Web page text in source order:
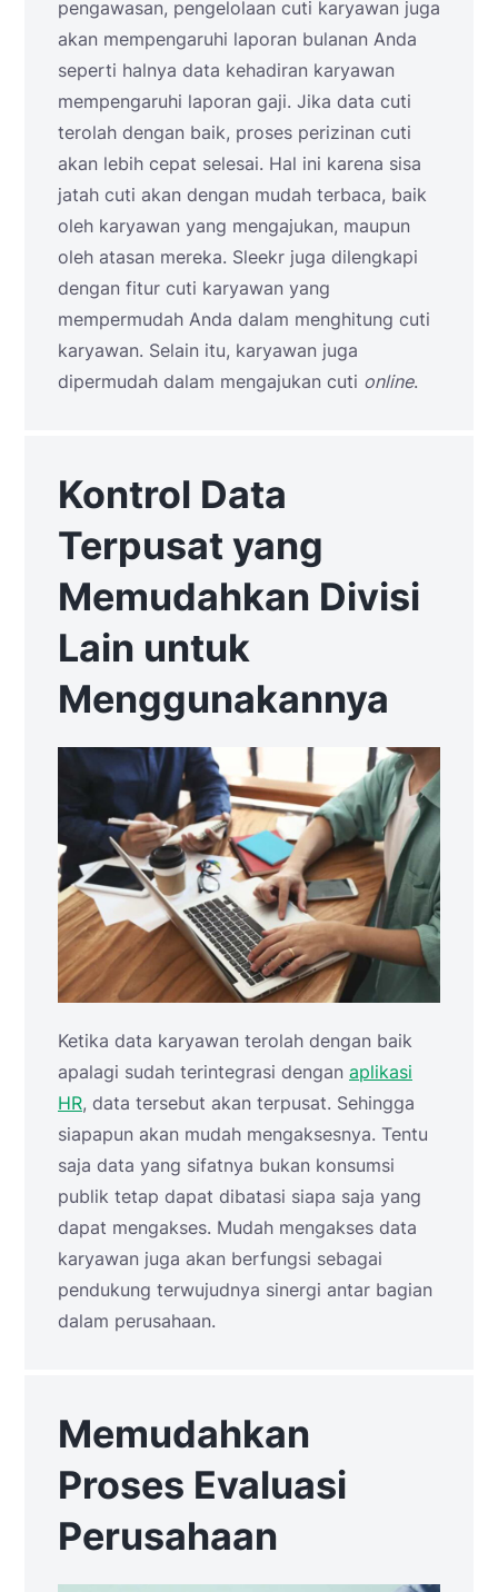
pengawasan, pengelolaan cuti karyawan juga
akan mempengaruhi laporan bulanan Anda
seperti halnya data kehadiran karyawan
mempengaruhi laporan gaji. Jika data cuti
terolah dengan baik, proses perizinan cuti
akan lebih cepat selesai. Hal ini karena sisa
jatah cuti akan dengan mudah terbaca, baik
oleh karyawan yang mengajukan, maupun
oleh atasan mereka. Sleekr juga dilengkapi
dengan fitur cuti karyawan yang
mempermudah Anda dalam menghitung cuti
karyawan. Selain itu, karyawan juga
dipermudah dalam mengajukan cuti online.
Kontrol Data
Terpusat yang
Memudahkan Divisi
Lain untuk
Menggunakannya
Ketika data karyawan terolah dengan baik
apalagi sudah terintegrasi dengan aplikasi
HR, data tersebut akan terpusat. Sehingga
siapapun akan mudah mengaksesnya. Tentu
saja data yang sifatnya bukan konsumsi
publik tetap dapat dibatasi siapa saja yang
dapat mengakses. Mudah mengakses data
karyawan juga akan berfungsi sebagai
pendukung terwujudnya sinergi antar bagian
dalam perusahaan.
Memudahkan
Proses Evaluasi
Perusahaan